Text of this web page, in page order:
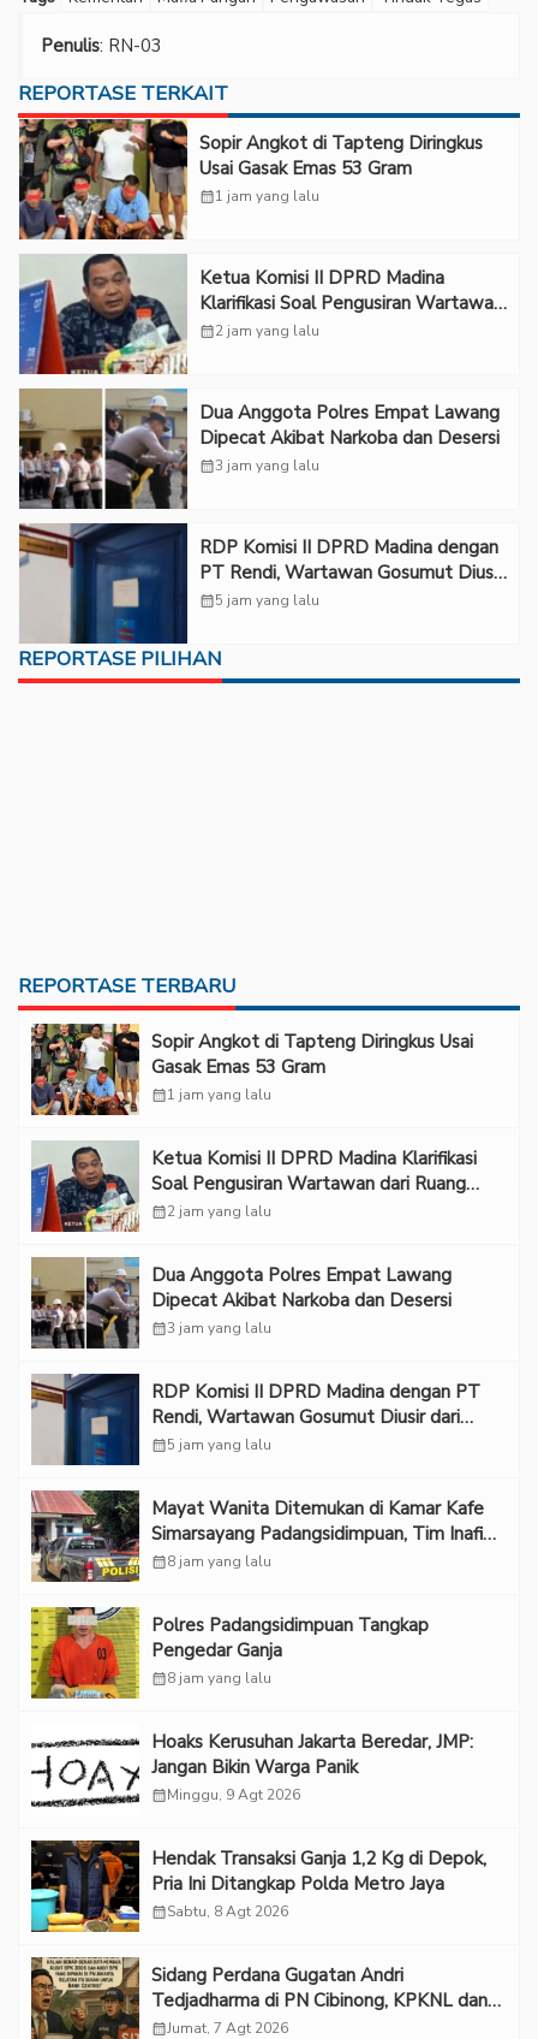
Penulis: RN-03
REPORTASE TERKAIT
Sopir Angkot di Tapteng Diringkus
Usai Gasak Emas 53 Gram
calendar_month1 jam yang lalu
Ketua Komisi II DPRD Madina
Klarifikasi Soal Pengusiran Wartawan
dari Ruang RDP
calendar_month2 jam yang lalu
Dua Anggota Polres Empat Lawang
Dipecat Akibat Narkoba dan Desersi
calendar_month3 jam yang lalu
RDP Komisi II DPRD Madina dengan
PT Rendi, Wartawan Gosumut Diusir
dari Ruangan
calendar_month5 jam yang lalu
REPORTASE PILIHAN
REPORTASE TERBARU
Sopir Angkot di Tapteng Diringkus Usai
Gasak Emas 53 Gram
calendar_month1 jam yang lalu
Ketua Komisi II DPRD Madina Klarifikasi
Soal Pengusiran Wartawan dari Ruang
RDP
calendar_month2 jam yang lalu
Dua Anggota Polres Empat Lawang
Dipecat Akibat Narkoba dan Desersi
calendar_month3 jam yang lalu
RDP Komisi II DPRD Madina dengan PT
Rendi, Wartawan Gosumut Diusir dari
Ruangan
calendar_month5 jam yang lalu
Mayat Wanita Ditemukan di Kamar Kafe
Simarsayang Padangsidimpuan, Tim Inafis
Diterjunkan
calendar_month8 jam yang lalu
Polres Padangsidimpuan Tangkap
Pengedar Ganja
calendar_month8 jam yang lalu
Hoaks Kerusuhan Jakarta Beredar, JMP:
Jangan Bikin Warga Panik
calendar_monthMinggu, 9 Agt 2026
Hendak Transaksi Ganja 1,2 Kg di Depok,
Pria Ini Ditangkap Polda Metro Jaya
calendar_monthSabtu, 8 Agt 2026
Sidang Perdana Gugatan Andri
Tedjadharma di PN Cibinong, KPKNL dan
PUPN Mangkir
calendar_monthJumat, 7 Agt 2026